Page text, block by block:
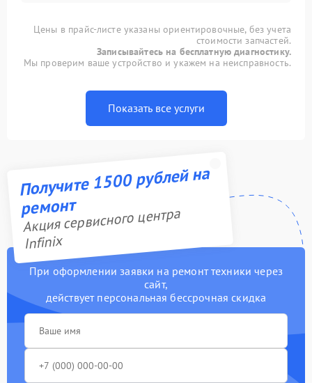
Цены в прайс-листе указаны ориентировочные, без учета
стоимости запчастей.
Записывайтесь на бесплатную диагностику.
Мы проверим ваше устройство и укажем на неисправность.
Показать все услуги
Получите 1500 рублей на
ремонт
Акция сервисного центра
Infinix
При оформлении заявки на ремонт техники через
сайт,
действует персональная бессрочная скидка